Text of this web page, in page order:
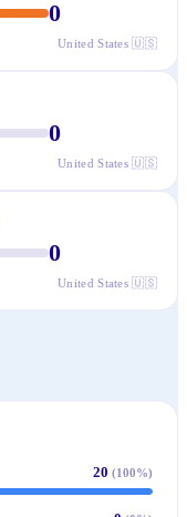
0
United States 🇺🇸
0
United States 🇺🇸
0
United States 🇺🇸
20 (100%)